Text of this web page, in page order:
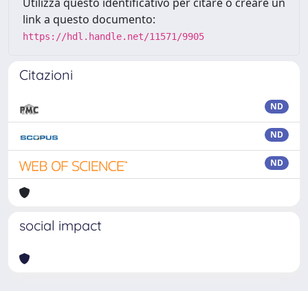
link a questo documento:
https://hdl.handle.net/11571/9905
Citazioni
ND
ND
ND
social impact